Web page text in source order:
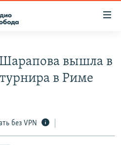
вышла в
в Риме
без VPN